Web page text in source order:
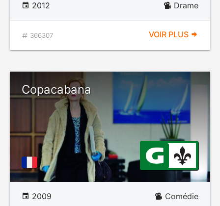
2012 Drame
366307 VOIR PLUS
Copacabana
2009 Comédie